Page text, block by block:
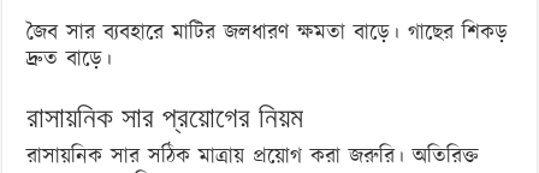
জৈব সার ব্যবহারে মাটির জলধারণ ক্ষমতা বাড়ে। গাছের শিকড়
দ্রুত বাড়ে।
রাসায়নিক সার প্রয়োগের নিয়ম
রাসায়নিক সার সঠিক মাত্রায় প্রয়োগ করা জরুরি। অতিরিক্ত